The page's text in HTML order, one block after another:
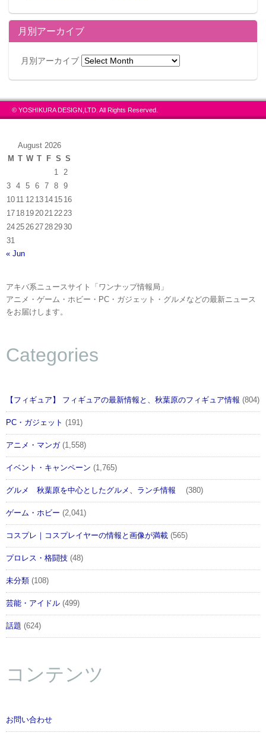
月別アーカイブ
月別アーカイブ
© YOSHIKURA DESIGN,LTD. All Rights Reserved.
August 2026
M T W T F S S
1
2
3
4 5 6 7 8
9
10 11 12 13 14 15 16
17 18 19 20 21 22 23
24 25 26 27 28 2930
31
« Jun
アキバ系ニュースサイト「ワンナップ情報局」
アニメ・ゲーム・ホビー・PC・ガジェット・グルメなどの最新ニュース
をお届けします。
Categories
【フィギュア】 フィギュアの最新情報と、秋葉原のフィギュア情報 (804)
PC・ガジェット (191)
アニメ・マンガ(1,558)
イベント・キャンペーン (1,765)
グルメ 秋葉原を中心としたグルメ、ランチ情報 (380)
ゲーム・ホビー (2,041)
コスプレ｜コスプレイヤーの情報と画像が満載 (565)
プロレス・格闘技 (48)
未分類 (108)
芸能・アイドル (499)
話題 (624)
コンテンツ
お問い合わせ